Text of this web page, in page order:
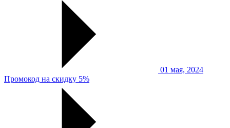
01 мая, 2024
Промокод на скидку 5%